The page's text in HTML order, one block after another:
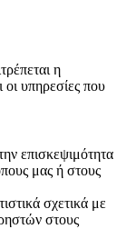
η
οι υπηρεσίες που
επισκεψιμότητα
μας ή στους
σχετικά με
στους